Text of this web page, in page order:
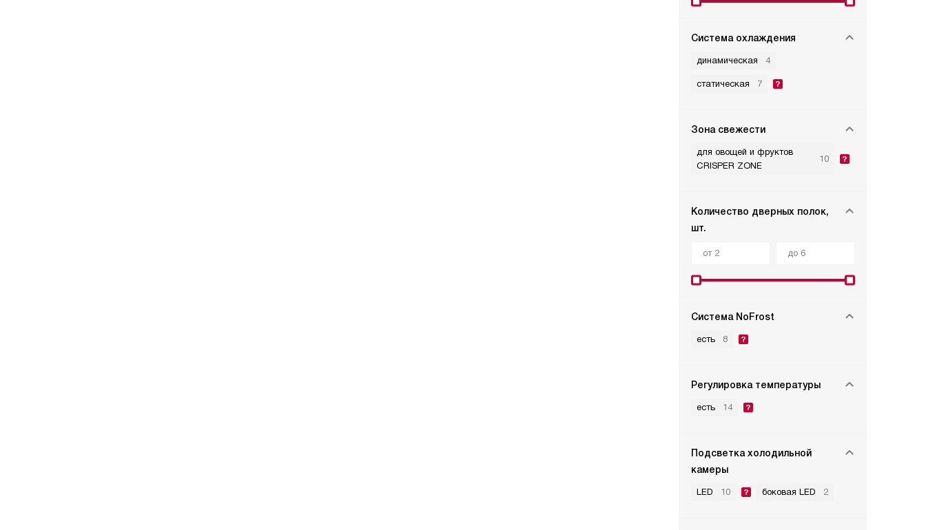
Система охлаждения
динамическая 4
статическая 7
Зона свежести
для овощей и фруктов
CRISPER ZONE
10
Количество дверных полок,
шт.
Система NoFrost
есть 8
Регулировка температуры
есть 14
Подсветка холодильной
камеры
LED 10 боковая LED 2